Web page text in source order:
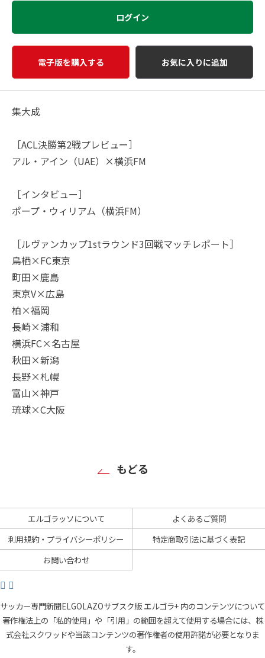
ログイン
電子版を購入する お気に入りに追加
集大成
［ACL決勝第2戦プレビュー］
アル・アイン（UAE）×横浜FM
［インタビュー］
ポープ・ウィリアム（横浜FM）
［ルヴァンカップ1stラウンド3回戦マッチレポート］
鳥栖×FC東京
町田×鹿島
東京V×広島
柏×福岡
長崎×浦和
横浜FC×名古屋
秋田×新潟
長野×札幌
富山×神戸
琉球×C大阪
もどる
エルゴラッソについて
よくあるご質問
利用規約・プライバシーポリシー
特定商取引法に基づく表記
お問い合わせ
サッカー専門新聞ELGOLAZOサブスク版 エルゴラ+ 内のコンテンツについて
著作権法上の「私的使用」や「引用」の範囲を超えて使用する場合には、株
式会社スクワッドや当該コンテンツの著作権者の使用許諾が必要となりま
す。